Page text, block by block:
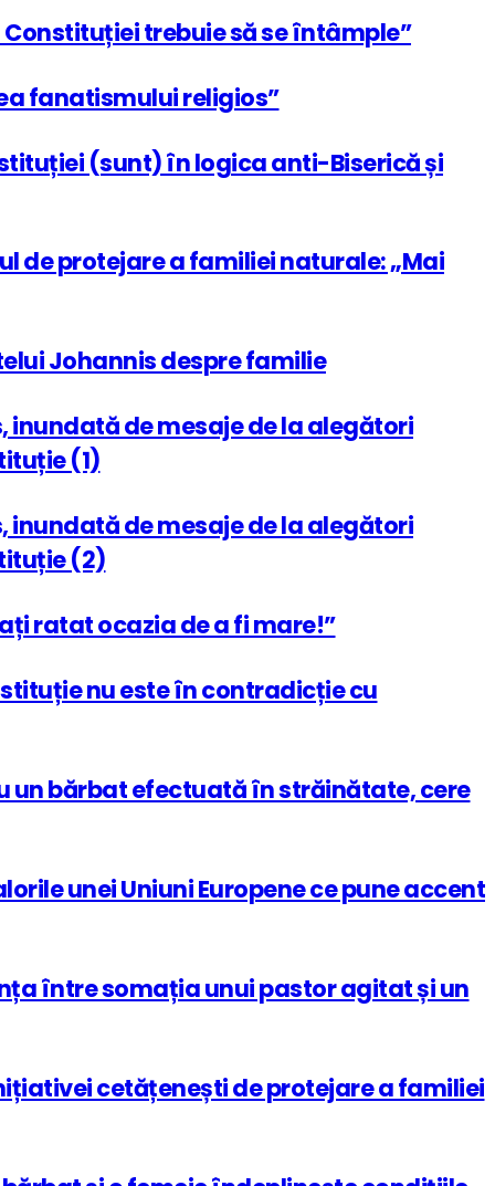
Constituției trebuie să se întâmple”
fanatismului religios”
(sunt) în logica anti-Biserică și
de protejare a familiei naturale: „Mai
Johannis despre familie
inundată de mesaje de la alegători
(1)
inundată de mesaje de la alegători
(2)
ratat ocazia de a fi mare!”
nu este în contradicție cu
un bărbat efectuată în străinătate, cere
unei Uniuni Eu­ropene ce pune accent
între somația unui pastor agitat și un
cetățenești de protejare a familiei